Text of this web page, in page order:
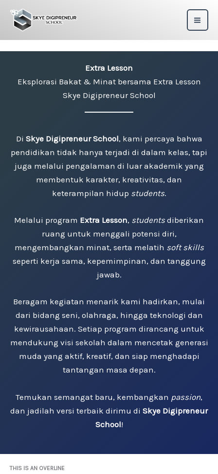
content
Extra Lesson
Eksplorasi Bakat & Minat bersama Extra Lesson
Skye Digipreneur School
Di Skye Digipreneur School, kami percaya bahwa
pendidikan tidak hanya terjadi di dalam kelas, tapi
juga melalui pengalaman di luar akademik yang
membentuk karakter, kreativitas, dan
keterampilan hidup students.
Melalui program Extra Lesson, studentsdiberikan
ruang untuk menggali potensi diri,
mengembangkan minat, serta melatih soft skills
seperti kerja sama, kepemimpinan, dan tanggung
jawab.
Beragam kegiatan menarik kami hadirkan, mulai
dari bidang seni, olahraga, hingga teknologi dan
kewirausahaan. Setiap program dirancang untuk
mendukung visi sekolah dalam mencetak generasi
muda yang aktif, kreatif, dan siap menghadapi
tantangan masa depan.
Temukan semangat baru, kembangkan passion,
dan jadilah versi terbaik dirimu di Skye Digipreneur
School!
THIS IS AN OVERLINE